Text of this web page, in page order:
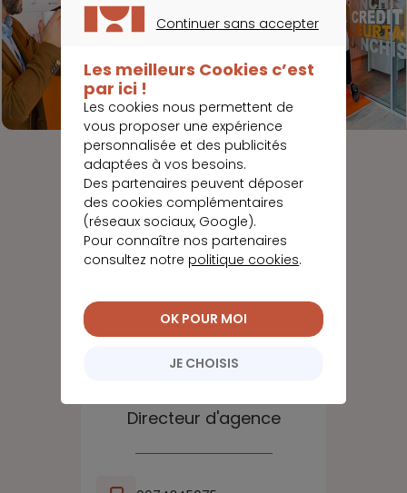
Directeur d'agence
Continuer sans accepter
Les meilleurs Cookies c’est
par ici !
Les cookies nous permettent de
vous proposer une expérience
personnalisée et des publicités
adaptées à vos besoins.
Des partenaires peuvent déposer
des cookies complémentaires
(réseaux sociaux, Google).
Pour connaître nos partenaires
consultez notre politique cookies.
JE CHOISIS
OK POUR MOI